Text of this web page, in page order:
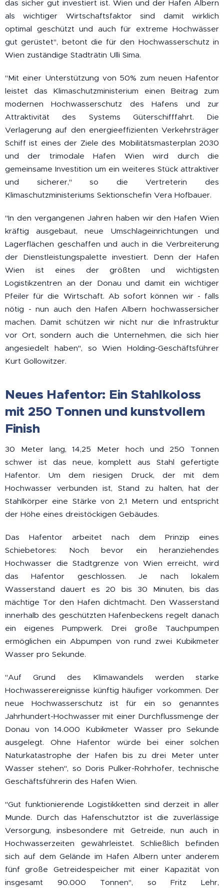
das sicher gut investiert ist. Wien und der Hafen Albern
als wichtiger Wirtschaftsfaktor sind damit wirklich
optimal geschützt und auch für extreme Hochwässer
gut gerüstet", betont die für den Hochwasserschutz in
Wien zuständige Stadträtin Ulli Sima.
"Mit einer Unterstützung von 50% zum neuen Hafentor
leistet das Klimaschutzministerium einen Beitrag zum
modernen Hochwasserschutz des Hafens und zur
Attraktivität des Systems Güterschifffahrt. Die
Verlagerung auf den energieeffizienten Verkehrsträger
Schiff ist eines der Ziele des Mobilitätsmasterplan 2030
und der trimodale Hafen Wien wird durch die
gemeinsame Investition um ein weiteres Stück attraktiver
und sicherer," so die Vertreterin des
Klimaschutzministeriums Sektionschefin Vera Hofbauer.
"In den vergangenen Jahren haben wir den Hafen Wien
kräftig ausgebaut, neue Umschlageinrichtungen und
Lagerflächen geschaffen und auch in die Verbreiterung
der Dienstleistungspalette investiert. Denn der Hafen
Wien ist eines der größten und wichtigsten
Logistikzentren an der Donau und damit ein wichtiger
Pfeiler für die Wirtschaft. Ab sofort können wir - falls
nötig - nun auch den Hafen Albern hochwassersicher
machen. Damit schützen wir nicht nur die Infrastruktur
vor Ort, sondern auch die Unternehmen, die sich hier
angesiedelt haben", so Wien Holding-Geschäftsführer
Kurt Gollowitzer.
Neues Hafentor: Ein Stahlkoloss
mit 250 Tonnen und kunstvollem
Finish
30 Meter lang, 14,25 Meter hoch und 250 Tonnen
schwer ist das neue, komplett aus Stahl gefertigte
Hafentor. Um dem riesigen Druck, der mit dem
Hochwasser verbunden ist, Stand zu halten, hat der
Stahlkörper eine Stärke von 2,1 Metern und entspricht
der Höhe eines dreistöckigen Gebäudes.
Das Hafentor arbeitet nach dem Prinzip eines
Schiebetores: Noch bevor ein heranziehendes
Hochwasser die Stadtgrenze von Wien erreicht, wird
das Hafentor geschlossen. Je nach lokalem
Wasserstand dauert es 20 bis 30 Minuten, bis das
mächtige Tor den Hafen dichtmacht. Den Wasserstand
innerhalb des geschützten Hafenbeckens regelt danach
ein eigenes Pumpwerk. Drei große Tauchpumpen
ermöglichen ein Abpumpen von rund zwei Kubikmeter
Wasser pro Sekunde.
"Auf Grund des Klimawandels werden starke
Hochwasserereignisse künftig häufiger vorkommen. Der
neue Hochwasserschutz ist für ein so genanntes
Jahrhundert-Hochwasser mit einer Durchflussmenge der
Donau von 14.000 Kubikmeter Wasser pro Sekunde
ausgelegt. Ohne Hafentor würde bei einer solchen
Naturkatastrophe der Hafen bis zu drei Meter unter
Wasser stehen", so Doris Pulker-Rohrhofer, technische
Geschäftsführerin des Hafen Wien.
"Gut funktionierende Logistikketten sind derzeit in aller
Munde. Durch das Hafenschutztor ist die zuverlässige
Versorgung, insbesondere mit Getreide, nun auch in
Hochwasserzeiten gewährleistet. Schließlich befinden
sich auf dem Gelände im Hafen Albern unter anderem
fünf große Getreidespeicher mit einer Kapazität von
insgesamt 90.000 Tonnen", so Fritz Lehr,